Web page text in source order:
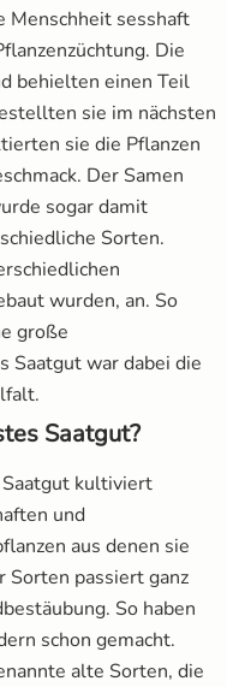
Menschheit sesshaft
Die
behielten einen Teil
sie im nächsten
sie die Pflanzen
Der Samen
sogar damit
Sorten.
wurden, an. So
große
Saatgut war dabei die
Saatgut?
Saatgut kultiviert
und
aus denen sie
Sorten passiert ganz
So haben
schon gemacht.
alte Sorten, die